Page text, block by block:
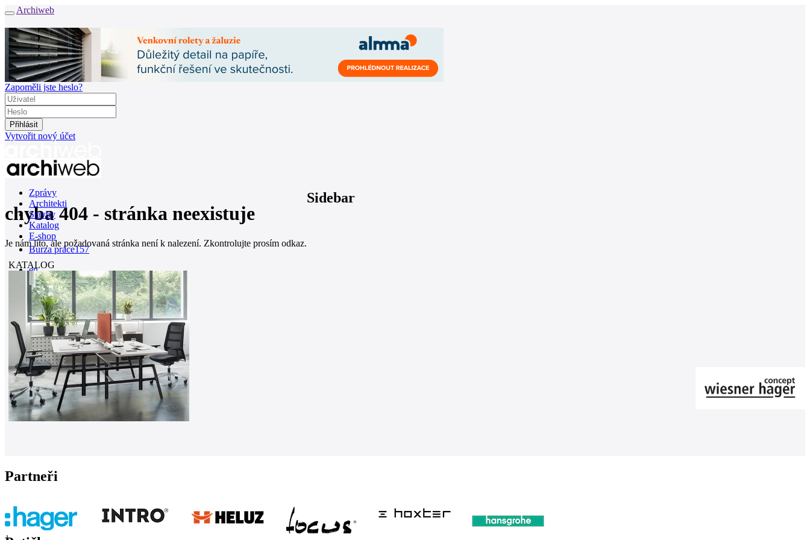
Archiweb
Zapoměli jste heslo?
Vytvořit nový účet
Zprávy
Architekti
Stavby
Katalog
E-shop
Burza práce157
en
0
chyba 404 - stránka neexistuje
Je nám líto, ale požadovaná stránka není k nalezení. Zkontrolujte prosím odkaz.
Sidebar
KATALOG
Partneři